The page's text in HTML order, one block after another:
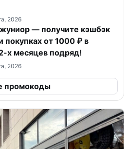
2026
— получите кэшбэк
покупках от 1000 ₽ в
х месяцев подряд!
2026
промокоды